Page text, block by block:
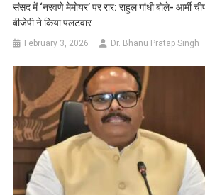
संसद में ‘नरवणे मेमोयर’ पर रार: राहुल गांधी बोले- आर्मी
बीजेपी ने किया पलटवार
February 3, 2026 Dr. Bhanu Pratap Singh